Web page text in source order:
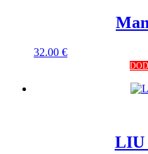
32.00 €
LIU